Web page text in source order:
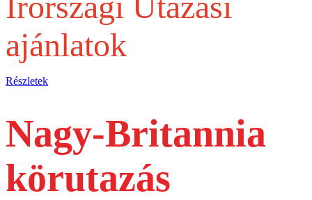
ajánlatok
Részletek
Nagy-Britannia
körutazás